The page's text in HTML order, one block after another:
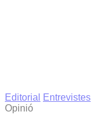
Editorial
Entrevistes
Opinió